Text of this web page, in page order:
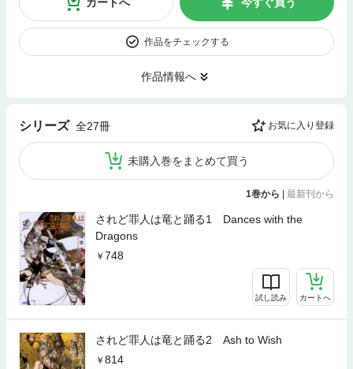
作品をチェックする
作品情報へ
シリーズ 全27冊 お気に入り登録
未購入巻をまとめて買う
1巻から | 最新刊から
されど罪人は竜と踊る1 Dances with the
Dragons
748
試し読み カートへ
されど罪人は竜と踊る2 Ash to Wish
814